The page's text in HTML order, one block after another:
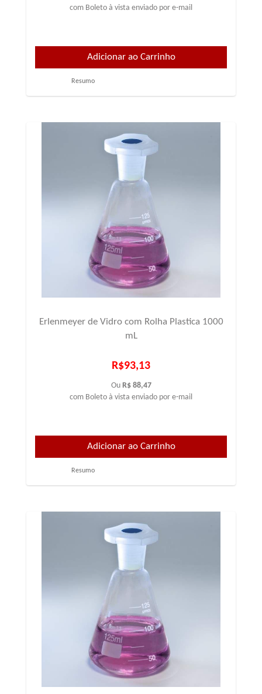
com Boleto à vista enviado por e-mail
Resumo
Erlenmeyer de Vidro com Rolha Plastica 1000
mL
R$93,13
Ou R$ 88,47
com Boleto à vista enviado por e-mail
Resumo